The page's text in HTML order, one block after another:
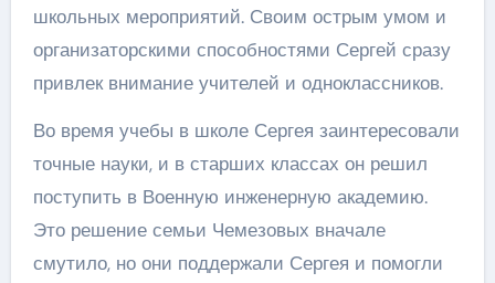
школьных мероприятий. Своим острым умом и
организаторскими способностями Сергей сразу
привлек внимание учителей и одноклассников.
Во время учебы в школе Сергея заинтересовали
точные науки, и в старших классах он решил
поступить в Военную инженерную академию.
Это решение семьи Чемезовых вначале
смутило, но они поддержали Сергея и помогли